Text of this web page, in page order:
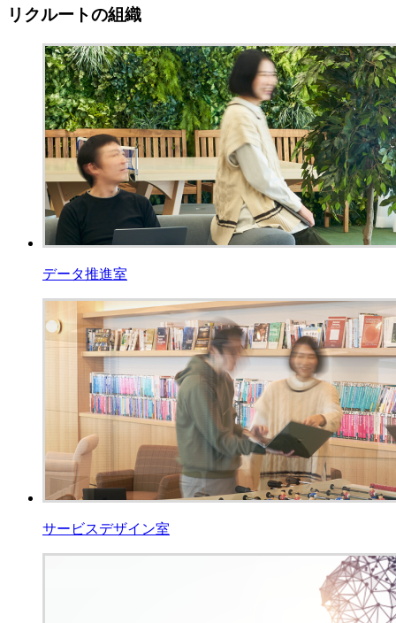
リクルートの組織
データ推進室
サービスデザイン室